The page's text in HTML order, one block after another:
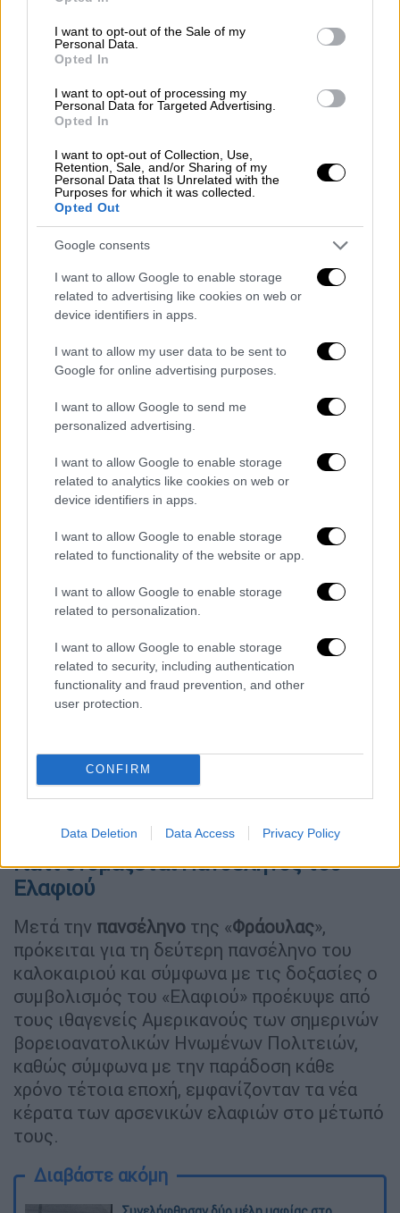
use your data for below specified purposes in below Google
consent section.
I want to opt-out of the Sale of my
Personal Data.
Opted In
I want to opt-out of processing my
Personal Data for Targeted Advertising.
Opted In
I want to opt-out of Collection, Use,
Retention, Sale, and/or Sharing of my
Personal Data that Is Unrelated with the
Purposes for which it was collected.
Opted Out
Google consents
I want to allow Google to enable storage
related to advertising like cookies on web or
device identifiers in apps.
I want to allow my user data to be sent to
Google for online advertising purposes.
I want to allow Google to send me
personalized advertising.
I want to allow Google to enable storage
related to analytics like cookies on web or
device identifiers in apps.
I want to allow Google to enable storage
related to functionality of the website or app.
I want to allow Google to enable storage
related to personalization.
I want to allow Google to enable storage
related to security, including authentication
functionality and fraud prevention, and other
user protection.
CONFIRM
Data Deletion Data Access Privacy Policy
Πανσέληνος Ιουλίου/AP, Eurokinissi,INTIME (gallery)
Πανσέληνος Ιουλίου/AP, Eurokinissi,INTIME (gallery)
Γιατί ονομάζεται Πανσέληνος του
Ελαφιού
Μετά την πανσέληνο της «Φράουλας»,
πρόκειται για τη δεύτερη πανσέληνο του
καλοκαιριού και σύμφωνα με τις δοξασίες ο
συμβολισμός του «Ελαφιού» προέκυψε από
τους ιθαγενείς Αμερικανούς των σημερινών
βορειοανατολικών Ηνωμένων Πολιτειών,
καθώς σύμφωνα με την παράδοση κάθε
χρόνο τέτοια εποχή, εμφανίζονταν τα νέα
κέρατα των αρσενικών ελαφιών στο μέτωπό
τους.
Διαβάστε ακόμη